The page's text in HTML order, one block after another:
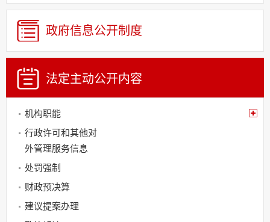
政府信息公开制度
法定主动公开内容
机构职能
行政许可和其他对
外管理服务信息
处罚强制
财政预决算
建议提案办理